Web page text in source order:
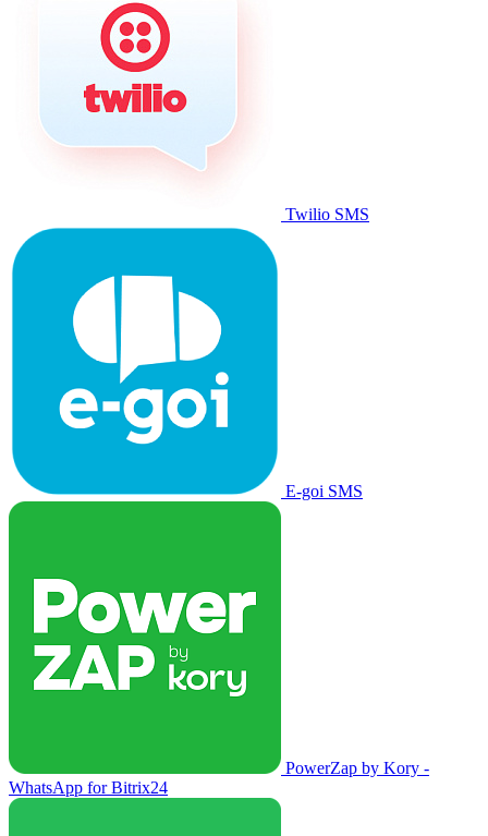
Twilio SMS
E-goi SMS
PowerZap by Kory -
WhatsApp for Bitrix24